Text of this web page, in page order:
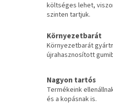
költséges lehet,
szinten tartjuk.
Környezetbarát
Környezetbarát
újrahasznosított
Nagyon tartós
Termékeink
és a kopásnak is.